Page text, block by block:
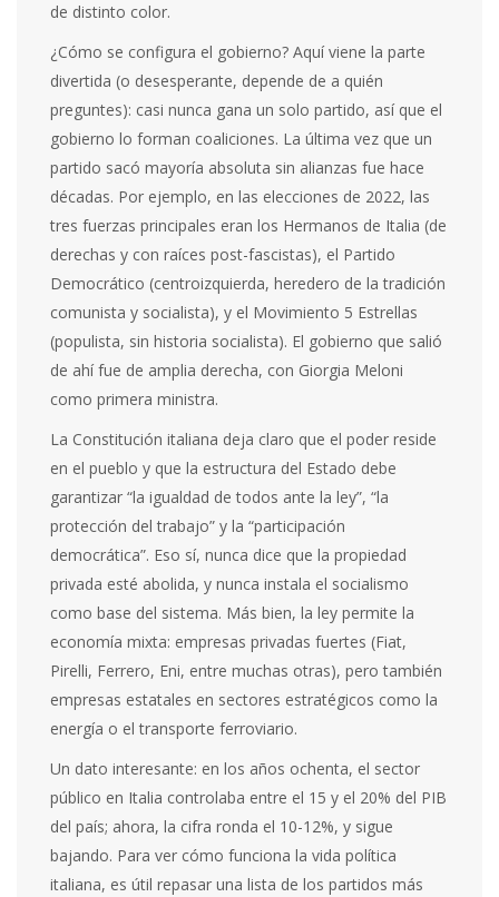
de distinto color.
¿Cómo se configura el gobierno? Aquí viene la parte
divertida (o desesperante, depende de a quién
preguntes): casi nunca gana un solo partido, así que el
gobierno lo forman coaliciones. La última vez que un
partido sacó mayoría absoluta sin alianzas fue hace
décadas. Por ejemplo, en las elecciones de 2022, las
tres fuerzas principales eran los Hermanos de Italia (de
derechas y con raíces post-fascistas), el Partido
Democrático (centroizquierda, heredero de la tradición
comunista y socialista), y el Movimiento 5 Estrellas
(populista, sin historia socialista). El gobierno que salió
de ahí fue de amplia derecha, con Giorgia Meloni
como primera ministra.
La Constitución italiana deja claro que el poder reside
en el pueblo y que la estructura del Estado debe
garantizar “la igualdad de todos ante la ley”, “la
protección del trabajo” y la “participación
democrática”. Eso sí, nunca dice que la propiedad
privada esté abolida, y nunca instala el socialismo
como base del sistema. Más bien, la ley permite la
economía mixta: empresas privadas fuertes (Fiat,
Pirelli, Ferrero, Eni, entre muchas otras), pero también
empresas estatales en sectores estratégicos como la
energía o el transporte ferroviario.
Un dato interesante: en los años ochenta, el sector
público en Italia controlaba entre el 15 y el 20% del PIB
del país; ahora, la cifra ronda el 10-12%, y sigue
bajando. Para ver cómo funciona la vida política
italiana, es útil repasar una lista de los partidos más